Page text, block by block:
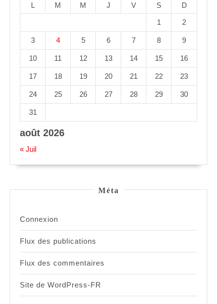
août 2026
L M M J V S D
1 2
3 4 5 6 7 8 9
10 11 12 13 14 15 16
17 18 19 20 21 22 23
24 25 26 27 28 29 30
31
« Juil
Méta
Connexion
Flux des publications
Flux des commentaires
Site de WordPress-FR